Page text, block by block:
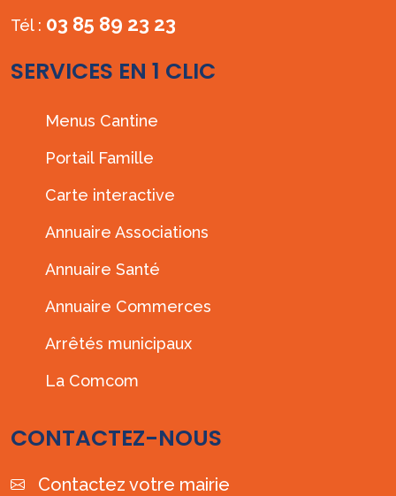
Tél : 03 85 89 23 23
SERVICES EN 1 CLIC
Menus Cantine
Portail Famille
Carte interactive
Annuaire Associations
Annuaire Santé
Annuaire Commerces
Arrêtés municipaux
La Comcom
CONTACTEZ-NOUS
Contactez votre mairie